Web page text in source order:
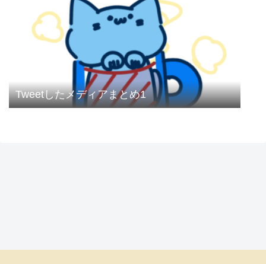
Tweetしたメディアまとめ1